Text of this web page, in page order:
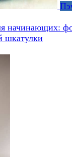
начинающих:
шкатулки